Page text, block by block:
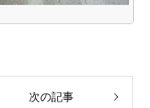
次の記事